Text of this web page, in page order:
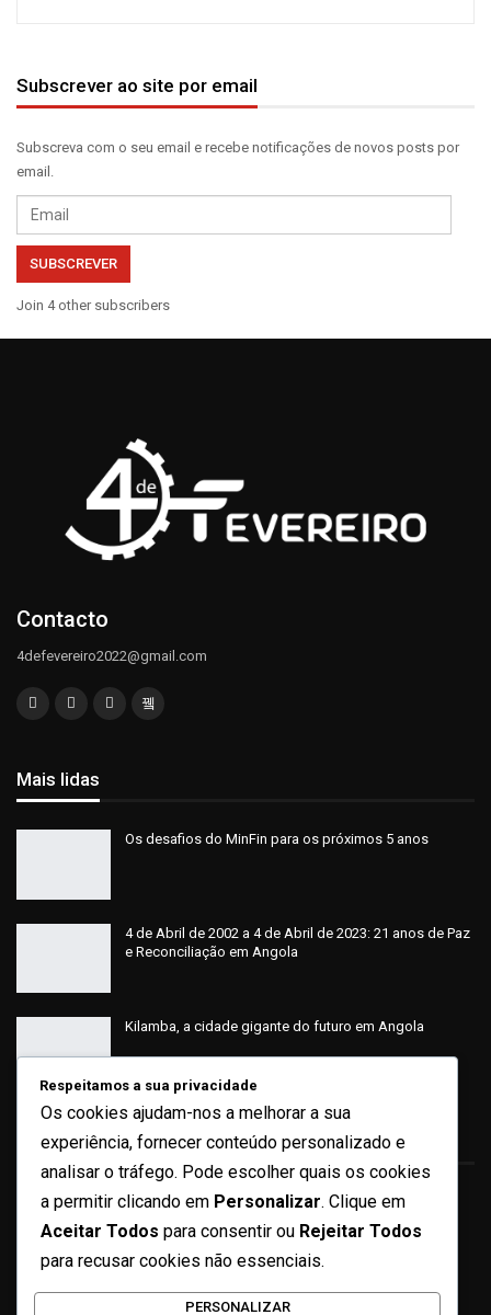
Subscrever ao site por email
Subscreva com o seu email e recebe notificações de novos posts por
email.
Email
SUBSCREVER
Join 4 other subscribers
Contacto
4defevereiro2022@gmail.com
Mais lidas
Os desafios do MinFin para os próximos 5 anos
4 de Abril de 2002 a 4 de Abril de 2023: 21 anos de Paz
e Reconciliação em Angola
Kilamba, a cidade gigante do futuro em Angola
Sobre
Quem Somos
Ficha Técnica
Respeitamos a sua privacidade
Os cookies ajudam-nos a melhorar a sua
experiência, fornecer conteúdo personalizado e
analisar o tráfego. Pode escolher quais os cookies
a permitir clicando em Personalizar. Clique em
Aceitar Todos para consentir ou Rejeitar Todos
para recusar cookies não essenciais.
PERSONALIZAR